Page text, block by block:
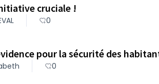
cruciale !
0
pour la sécurité des
0